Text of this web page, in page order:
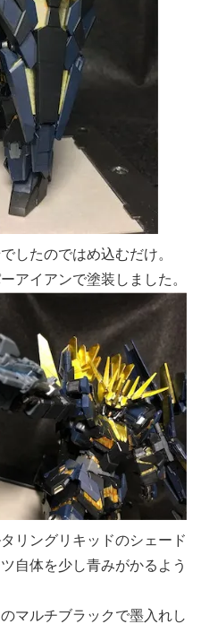
したのではめ込むだけ。
アイアンで塗装しました。
リングリキッドのシェード
自体を少し青みがかるよう
マルチブラックで墨入れし